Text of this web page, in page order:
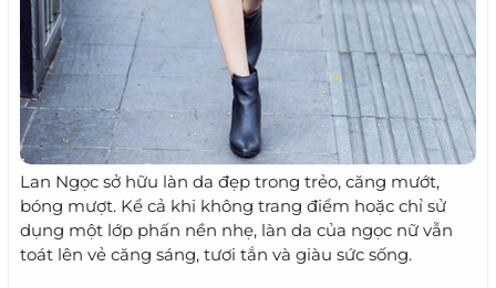
Lan Ngọc sở hữu làn da đẹp trong trẻo, căng mướt,
bóng mượt. Kể cả khi không trang điểm hoặc chỉ sử
dụng một lớp phấn nền nhẹ, làn da của ngọc nữ vẫn
toát lên vẻ căng sáng, tươi tắn và giàu sức sống.